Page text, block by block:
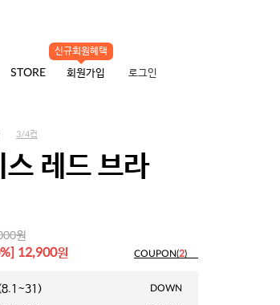
STORE
신규회원혜택
회원가입 로그인
3/4컵
레드 브라
원
12,900원 COUPON(2)
(8.1~31) DOWN